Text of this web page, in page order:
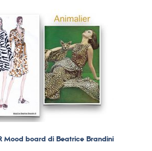
Mood board di Beatrice Brandini